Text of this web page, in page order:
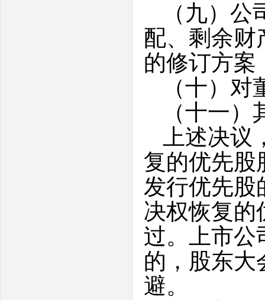
（九）
配、剩余财
的修订方案
（十）
（十一
上述决
复的优先股
发行优先股
决权恢复的
过。上市公
的，股东大
避。